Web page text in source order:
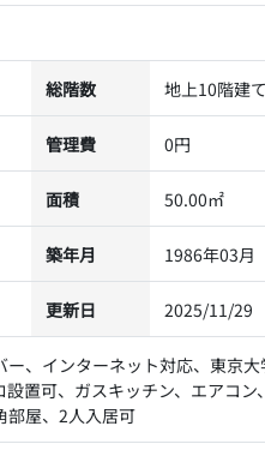
総階数 地上10階建
管理費 0円
面積 50.00㎡
築年月 1986年03月
更新日 2025/11/29
、インターネット対応、東京大
置可、ガスキッチン、エアコン
部屋、2人入居可